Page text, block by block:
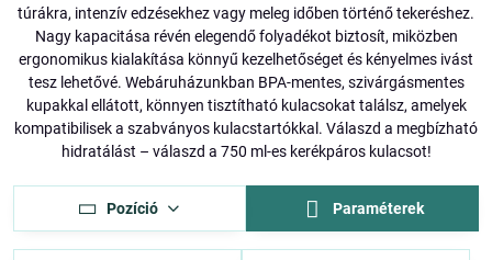
túrákra, intenzív edzésekhez vagy meleg időben történő tekeréshez.
Nagy kapacitása révén elegendő folyadékot biztosít, miközben
ergonomikus kialakítása könnyű kezelhetőséget és kényelmes ivást
tesz lehetővé. Webáruházunkban BPA-mentes, szivárgásmentes
kupakkal ellátott, könnyen tisztítható kulacsokat találsz, amelyek
kompatibilisek a szabványos kulacstartókkal. Válaszd a megbízható
hidratálást – válaszd a 750 ml-es kerékpáros kulacsot!
Pozíció Paraméterek